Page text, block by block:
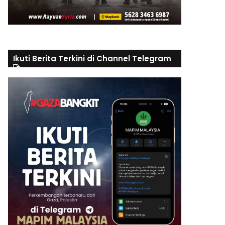
Ikuti Berita Terkini di Channel Telegram